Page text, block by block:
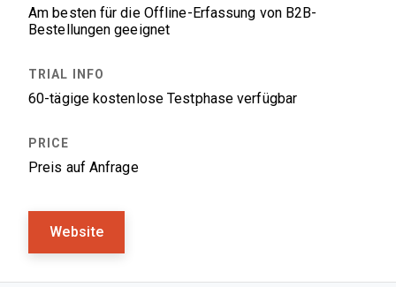
Am besten für die Offline-Erfassung von B2B-
Bestellungen geeignet
60-tägige kostenlose Testphase verfügbar
Preis auf Anfrage
Website